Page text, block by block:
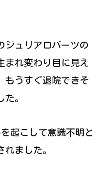
ジュリアロバーツの
まれ変わり目に見え
もうすぐ退院できそ
。
起こして意識不明と
ました。